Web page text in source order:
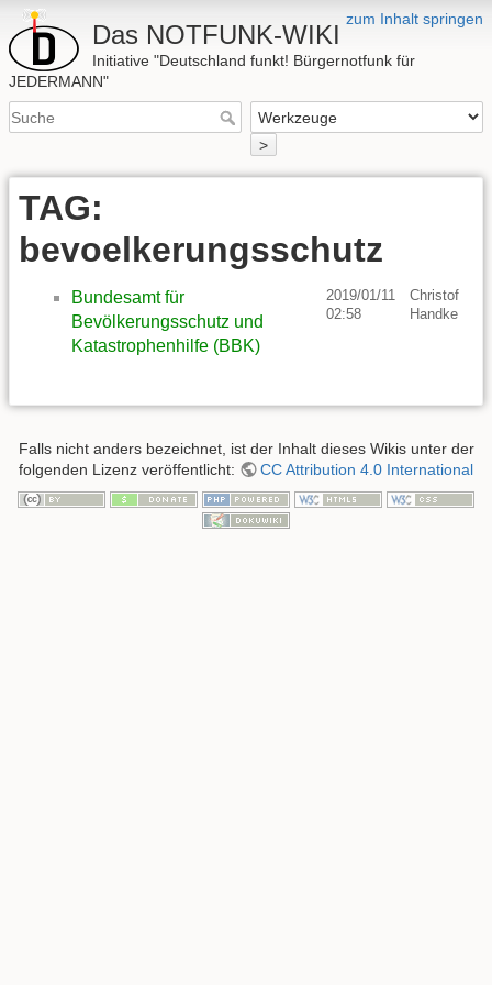
zum Inhalt springen
Das NOTFUNK-WIKI
Initiative "Deutschland funkt! Bürgernotfunk für
JEDERMANN"
>
TAG:
bevoelkerungsschutz
Bundesamt für
Bevölkerungsschutz und
Katastrophenhilfe (BBK)
2019/01/11
02:58
Christof
Handke
Falls nicht anders bezeichnet, ist der Inhalt dieses Wikis unter der
folgenden Lizenz veröffentlicht:
CC Attribution 4.0 International